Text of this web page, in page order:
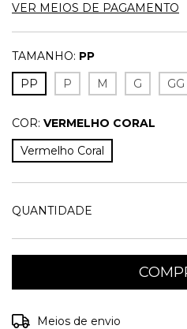
VER MEIOS DE PAGAMENTO
TAMANHO: PP
PP
P M G GG
COR: VERMELHO CORAL
Vermelho Coral
QUANTIDADE
Entregas para o CEP:
Meios de envio